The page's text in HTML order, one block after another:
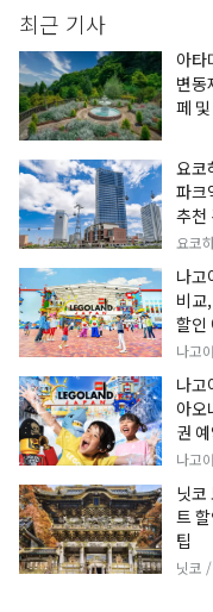
최근 기사
아타
변동
페
요코
파크
추천
요코
나고
비교
할인
나고
나고
아오
권
나고
닛코
트
팁
닛코